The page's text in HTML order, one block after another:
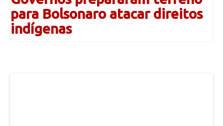
para Bolsonaro atacar direitos
indígenas